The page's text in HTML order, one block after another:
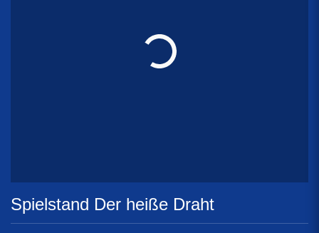
Spielstand Der heiße Draht